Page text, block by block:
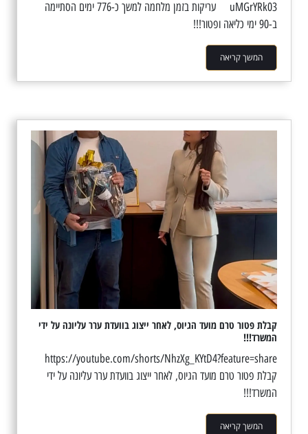
uMGrYRk03 עריקות בזמן מלחמה למשך כ-776 ימים הסתיימה
ב-90 ימי כליאה ופטור!!!
המשך קריאה
קבלת פטור טרם מועד הגיוס, לאחר ייצוג בוועדת ערר עליונה על ידי
המשרד!!!
קבלת פטור טרם מועד הגיוס, לאחר ייצוג בוועדת ערר עליונה על ידי
המשרד!!!
המשך קריאה